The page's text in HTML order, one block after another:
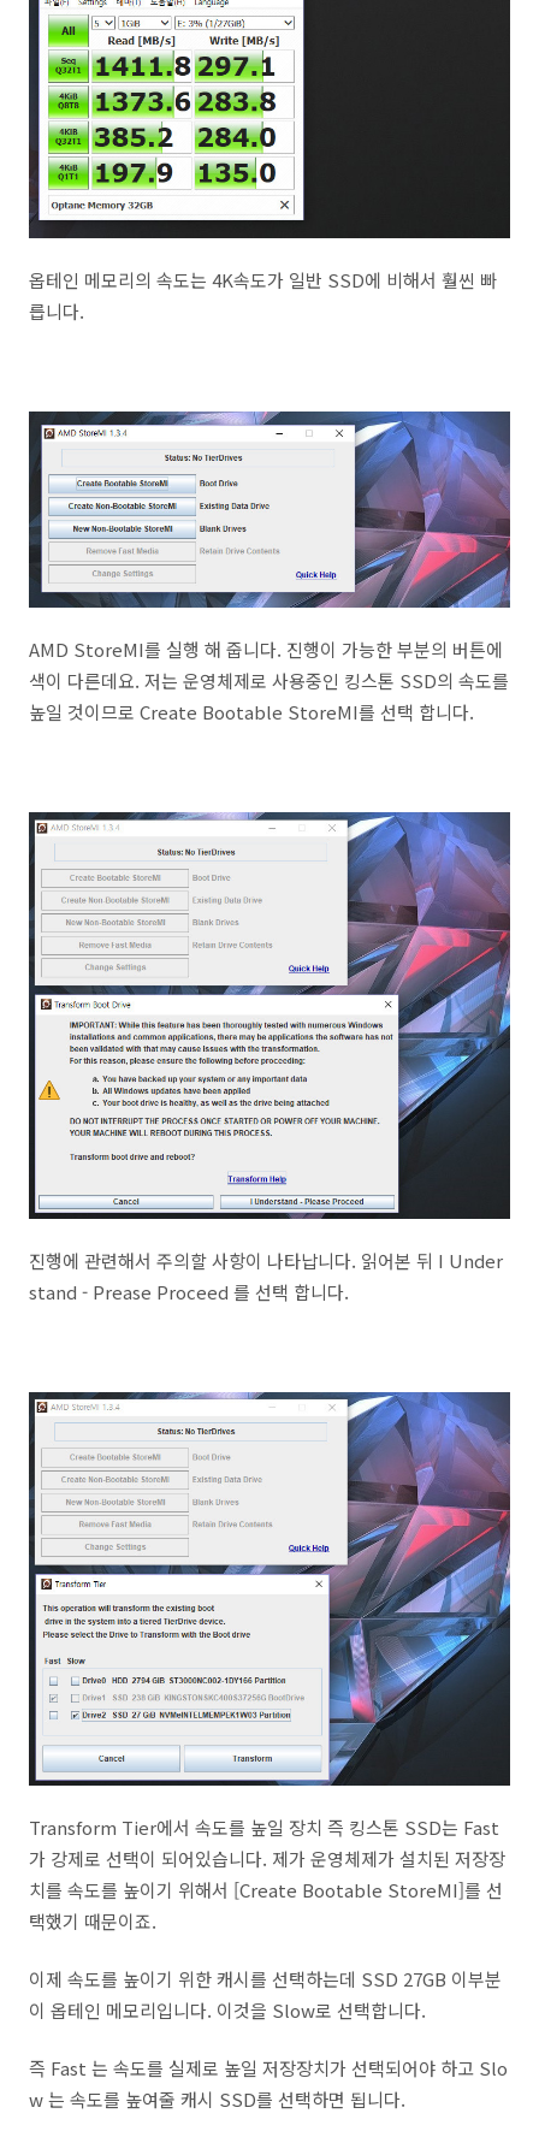
옵테인 메모리의 속도는 4K속도가 일반 SSD에 비해서 훨씬 빠
릅니다.
AMD StoreMI를 실행 해 줍니다. 진행이 가능한 부분의 버튼에
색이 다른데요. 저는 운영체제로 사용중인 킹스톤 SSD의 속도를
높일 것이므로 Create Bootable StoreMI를 선택 합니다.
진행에 관련해서 주의할 사항이 나타납니다. 읽어본 뒤 I Under
stand - Prease Proceed 를 선택 합니다.
Transform Tier에서 속도를 높일 장치 즉 킹스톤 SSD는 Fast
가 강제로 선택이 되어있습니다. 제가 운영체제가 설치된 저장장
치를 속도를 높이기 위해서 [Create Bootable StoreMI]를 선
택했기 때문이죠.
이제 속도를 높이기 위한 캐시를 선택하는데 SSD 27GB 이부분
이 옵테인 메모리입니다. 이것을 Slow로 선택합니다.
즉 Fast 는 속도를 실제로 높일 저장장치가 선택되어야 하고 Slo
w 는 속도를 높여줄 캐시 SSD를 선택하면 됩니다.